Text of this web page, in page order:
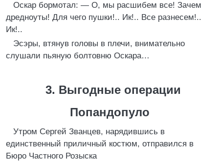
Оскар бормотал: — О, мы расшибем все! Зачем
дредноуты! Для чего пушки!.. Ик!.. Все разнесем!..
Ик!..
Эсэры, втянув головы в плечи, внимательно
слушали пьяную болтовню Оскара…
3. Выгодные операции
Попандопуло
Утром Сергей Званцев, нарядившись в
единственный приличный костюм, отправился в
Бюро Частного Розыска